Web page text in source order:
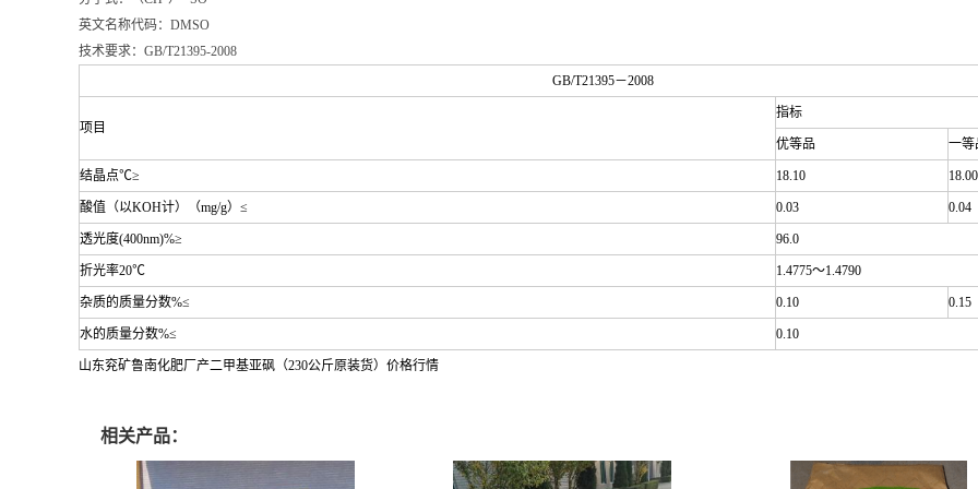
英文名称代码：DMSO
技术要求：GB/T21395-2008
GB/T21395－2008
项目
指标
优等品 一等
结晶点℃≥ 18.10 18.00
酸值（以KOH计）（mg/g）≤ 0.03 0.04
透光度(400nm)%≥ 96.0
折光率20℃ 1.4775～1.4790
杂质的质量分数%≤ 0.10 0.15
水的质量分数%≤ 0.10
山东兖矿鲁南化肥厂产二甲基亚砜（230公斤原装货）价格行情
相关产品：